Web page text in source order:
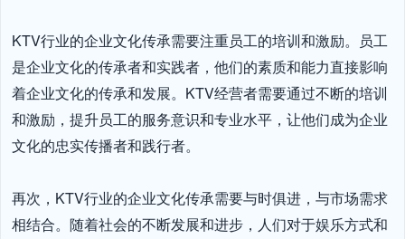
KTV行业的企业文化传承需要注重员工的培训和激励。员工
是企业文化的传承者和实践者，他们的素质和能力直接影响
着企业文化的传承和发展。KTV经营者需要通过不断的培训
和激励，提升员工的服务意识和专业水平，让他们成为企业
文化的忠实传播者和践行者。
再次，KTV行业的企业文化传承需要与时俱进，与市场需求
相结合。随着社会的不断发展和进步，人们对于娱乐方式和